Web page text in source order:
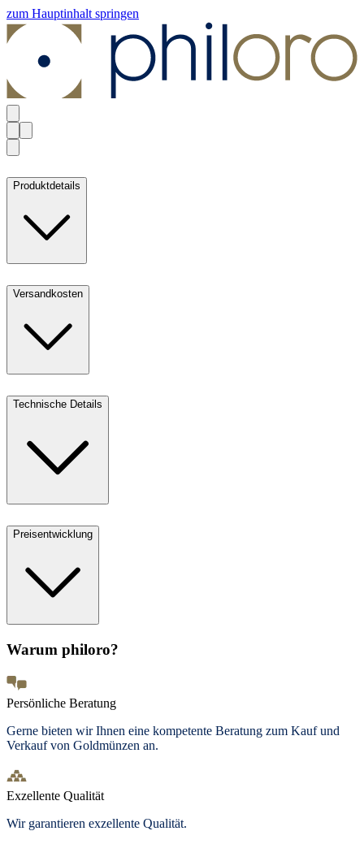
zum Hauptinhalt springen
Produktdetails
Versandkosten
Technische Details
Preisentwicklung
Warum philoro?
Persönliche Beratung
Gerne bieten wir Ihnen eine kompetente Beratung zum Kauf und
Verkauf von Goldmünzen an.
Exzellente Qualität
Wir garantieren exzellente Qualität.